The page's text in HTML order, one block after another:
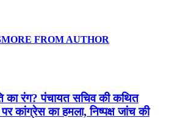
MORE FROM AUTHOR
का रंग? पंचायत सचिव की कथित
कांग्रेस का हमला, निष्पक्ष जांच की